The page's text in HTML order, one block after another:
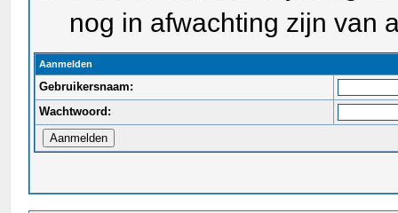
nog in afwachting zijn van
Aanmelden
Gebruikersnaam:
Wachtwoord: